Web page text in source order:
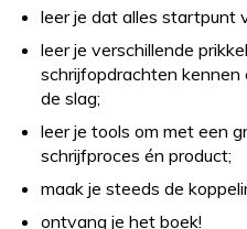
leer je dat alles startpunt
leer je verschillende
schrijfopdrachten kennen
de slag;
leer je tools om met een
schrijfproces én product;
maak je steeds de
ontvang je het boek!